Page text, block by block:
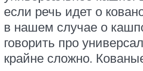
если речь идет о
в нашем случае о
говорить про
крайне сложно.